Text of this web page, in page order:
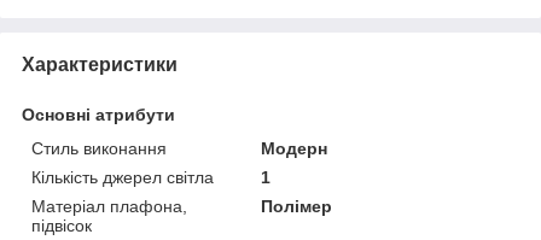
Характеристики
Основні атрибути
Стиль виконання
Модерн
Кількість джерел світла
1
Матеріал плафона,
підвісок
Полімер